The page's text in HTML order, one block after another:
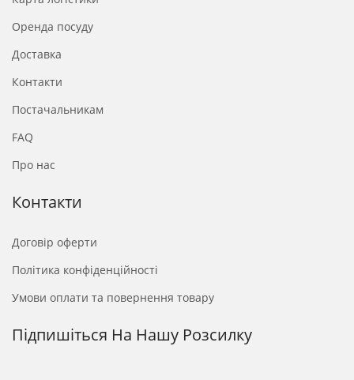
Оренда посуду
Доставка
Контакти
Постачальникам
FAQ
Про нас
Контакти
Договір оферти
Політика конфіденційності
Умови оплати та повернення товару
Підпишіться На Нашу Розсилку